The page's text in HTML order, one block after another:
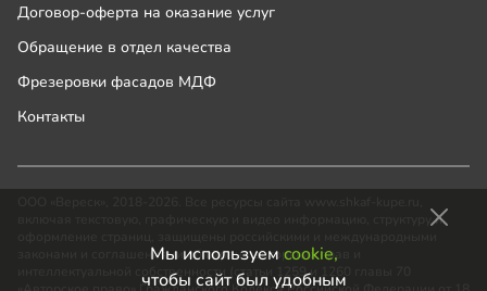
Мы используем cookie,
чтобы сайт был удобным
Договор-оферта на оказание услуг
Обращение в отдел качества
Фрезеровки фасадов МДФ
Контакты
включая текстовую, графическую и видео информацию, структуру и
законами и соглашениями об охране авторских прав и
интеллектуальной собственности (статьи 1259 и 1260 главы 70